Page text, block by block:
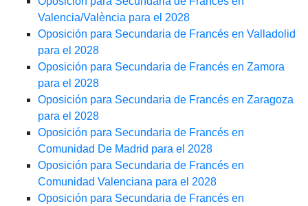
Valencia/València para el 2028
Oposición para Secundaria de Francés en Valladolid
para el 2028
Oposición para Secundaria de Francés en Zamora
para el 2028
Oposición para Secundaria de Francés en Zaragoza
para el 2028
Oposición para Secundaria de Francés en
Comunidad De Madrid para el 2028
Oposición para Secundaria de Francés en
Comunidad Valenciana para el 2028
Oposición para Secundaria de Francés en